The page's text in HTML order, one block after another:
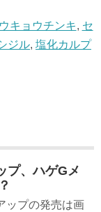
キョウチンキ, セ
ジル, 塩化カルプ
プ、ハゲGメ
ップの発売は画